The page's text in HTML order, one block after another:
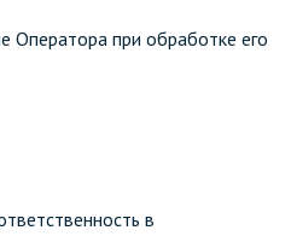
Оператора при обработке его
в